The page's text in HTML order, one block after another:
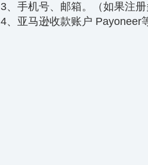
3、手机号、邮箱。（如果注
4、亚马逊收款账户 Payoneer